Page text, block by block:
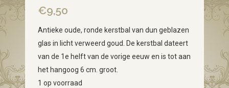
€9,50
Antieke oude, ronde kerstbal van dun geblazen
glas in licht verweerd goud. De kerstbal dateert
van de 1e helft van de vorige eeuw en is tot aan
het hangoog 6 cm. groot.
1 op voorraad